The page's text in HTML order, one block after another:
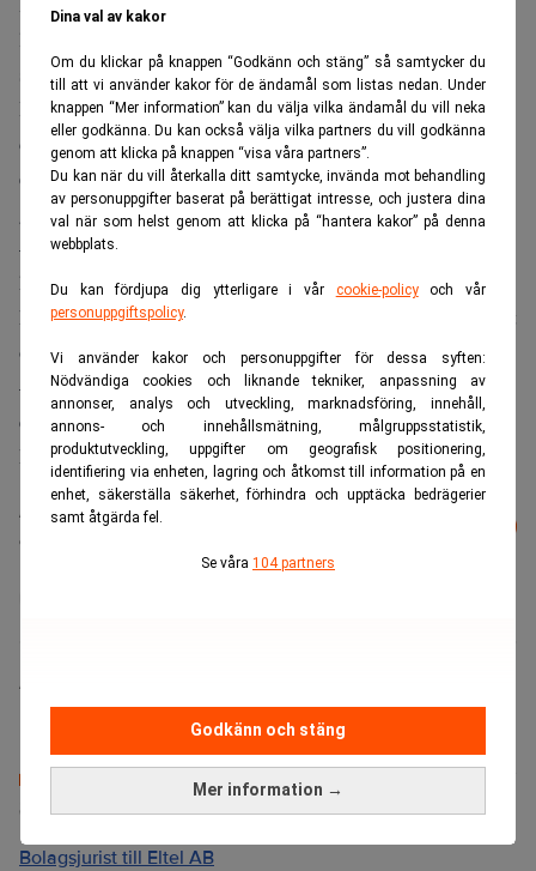
Dina val av kakor
Om du klickar på knappen “Godkänn och stäng” så samtycker du
till att vi använder kakor för de ändamål som listas nedan. Under
knappen “Mer information” kan du välja vilka ändamål du vill neka
eller godkänna. Du kan också välja vilka partners du vill godkänna
genom att klicka på knappen “visa våra partners”.
Du kan när du vill återkalla ditt samtycke, invända mot behandling
av personuppgifter baserat på berättigat intresse, och justera dina
val när som helst genom att klicka på “hantera kakor” på denna
webbplats.
Du kan fördjupa dig ytterligare i vår cookie-policyoch vår
personuppgiftspolicy.
Vi använder kakor och personuppgifter för dessa syften:
Nödvändiga cookies och liknande tekniker, anpassning av
annonser, analys och utveckling, marknadsföring, innehåll,
annons- och innehållsmätning, målgruppsstatistik,
produktutveckling, uppgifter om geografisk positionering,
identifiering via enheten, lagring och åtkomst till information på en
enhet, säkerställa säkerhet, förhindra och upptäcka bedrägerier
samt åtgärda fel.
Se våra 104 partners
Mer information →
Godkänn och stäng
säger Rutger Arnhult till Realtid.
Han menar att fastighetssektorn – som det senaste
decenniet haft draghjälp av rekordlåga räntor, stark
ekonomi och gott om kapital – fortfarande befinner sig i en
guldsits.
– Finansieringsförutsättningarna är idag magiska,
hyresbasen supersolid, den geografiska mixen är stark och
kvaliteten på fastighetsbeståndet imponerar, säger Arnhult
och fortsätter:
– Fortsatt låga räntenivåer kombinerat med positiv
ekonomisk tillväxt kommer att vara gynnsamt för
kommersiella fastigheter.
Läs mer från Realtid - vårt nyhetsbrev
är kostnadsfritt:
Annelie Östlund
Senaste lediga jobben
Bolagsjurist till Eltel AB